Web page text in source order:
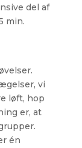
del af
min.
vi
løft, hop
er, at
én